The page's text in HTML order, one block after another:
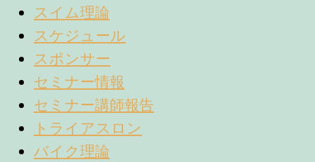
スイム理論
スケジュール
スポンサー
セミナー情報
セミナー講師報告
トライアスロン
バイク理論